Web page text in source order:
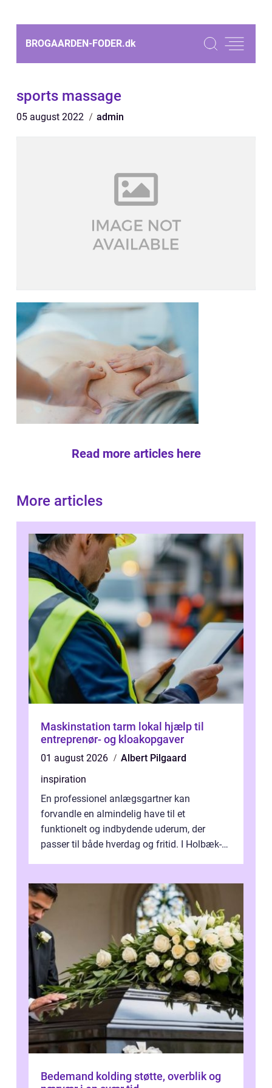
BROGAARDEN-FODER.dk
sports massage
05 august 2022 admin
Read more articles here
More articles
Maskinstation tarm lokal hjælp til
entreprenør- og kloakopgaver
01 august 2026
Albert Pilgaard
inspiration
En professionel anlægsgartner kan
forvandle en almindelig have til et
funktionelt og indbydende uderum, der
passer til både hverdag og fritid. I Holbæk-
Bedemand kolding støtte, overblik og